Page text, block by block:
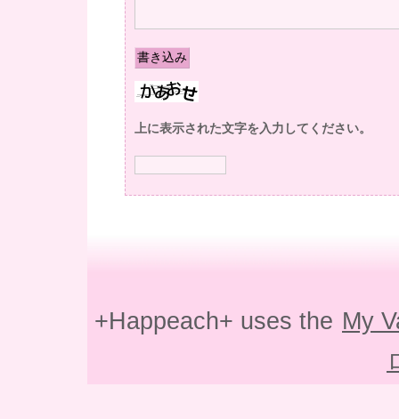
上に表示された文字を入力してください。
+Happeach+ uses the My